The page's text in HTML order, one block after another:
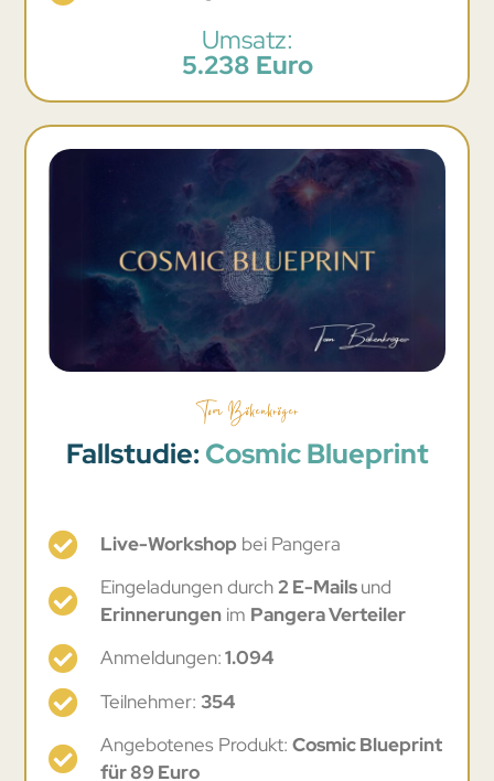
Umsatz:
5.238 Euro
Tom Bökenkröger
Fallstudie: Cosmic Blueprint
Live-Workshop bei Pangera
Eingeladungen durch2 E-Mailsund
Erinnerungen im Pangera Verteiler
Anmeldungen:1.094
Teilnehmer:354
Angebotenes Produkt:Cosmic Blueprint
für 89 Euro